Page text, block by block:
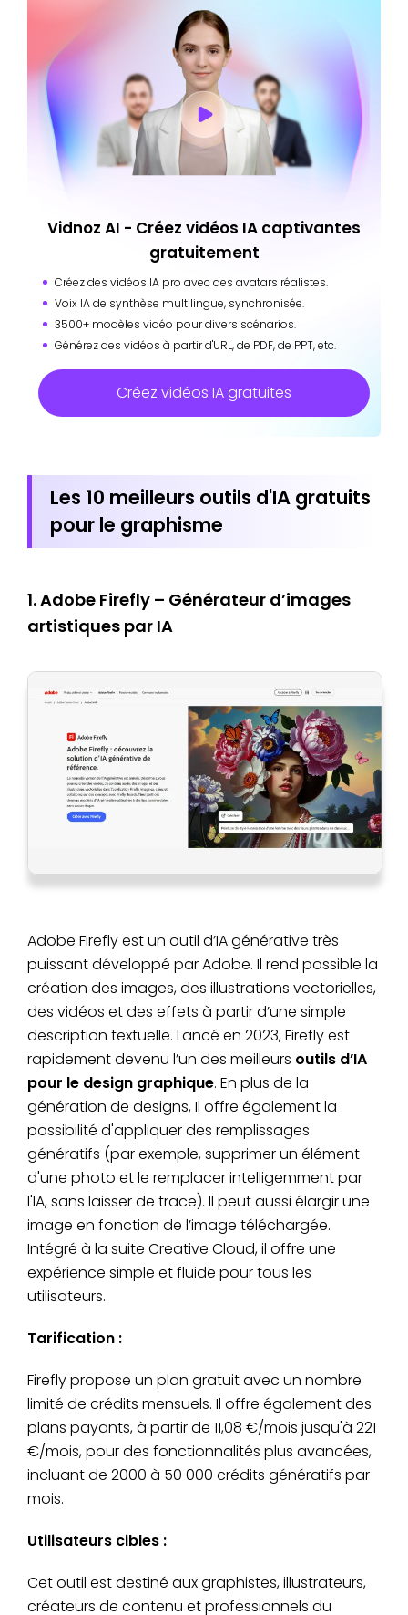
Vidnoz AI - Créez vidéos IA captivantes
gratuitement
Créez des vidéos IA pro avec des avatars réalistes.
Voix IA de synthèse multilingue, synchronisée.
3500+ modèles vidéo pour divers scénarios.
Générez des vidéos à partir d'URL, de PDF, de PPT, etc.
Créez vidéos IA gratuites
Les 10 meilleurs outils d'IA gratuits
pour le graphisme
1. Adobe Firefly – Générateur d’images
artistiques par IA
Adobe Firefly est un outil d’IA générative très
puissant développé par Adobe. Il rend possible la
création des images, des illustrations vectorielles,
des vidéos et des effets à partir d’une simple
description textuelle. Lancé en 2023, Firefly est
rapidement devenu l’un des meilleurs outils d’IA
pour le design graphique. En plus de la
génération de designs, Il offre également la
possibilité d'appliquer des remplissages
génératifs (par exemple, supprimer un élément
d'une photo et le remplacer intelligemment par
l'IA, sans laisser de trace). Il peut aussi élargir une
image en fonction de l’image téléchargée.
Intégré à la suite Creative Cloud, il offre une
expérience simple et fluide pour tous les
utilisateurs.
Tarification :
Firefly propose un plan gratuit avec un nombre
limité de crédits mensuels. Il offre également des
plans payants, à partir de 11,08 €/mois jusqu'à 221
€/mois, pour des fonctionnalités plus avancées,
incluant de 2000 à 50 000 crédits génératifs par
mois.
Utilisateurs cibles :
Cet outil est destiné aux graphistes, illustrateurs,
créateurs de contenu et professionnels du